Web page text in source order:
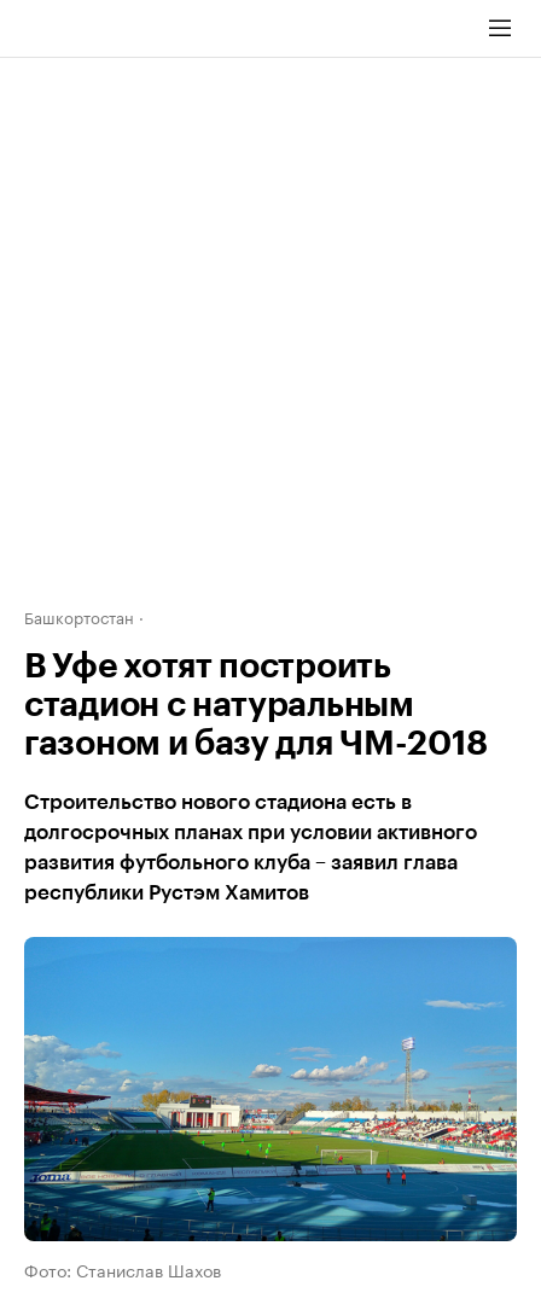
Башкортостан
В Уфе хотят построить
стадион с натуральным
газоном и базу для ЧМ-2018
Строительство нового стадиона есть в
долгосрочных планах при условии активного
развития футбольного клуба – заявил глава
республики Рустэм Хамитов
Фото: Станислав Шахов